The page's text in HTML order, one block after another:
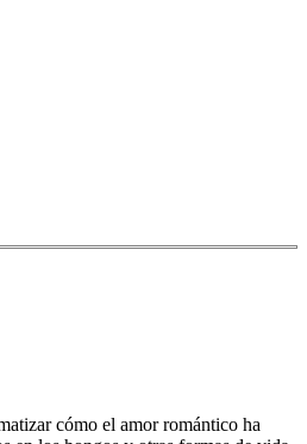
cómo el amor romántico ha